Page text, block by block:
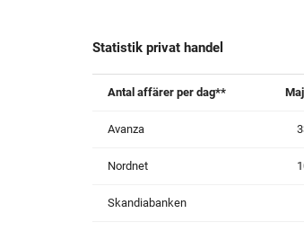
Statistik privat handel
Antal affärer per dag**
Avanza
Nordnet
Skandiabanken